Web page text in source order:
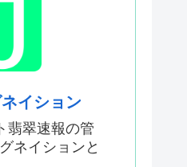
...
...
...
イション
翡翠速報の管
ネイションと